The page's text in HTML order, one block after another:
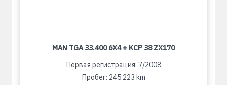
MAN TGA 33.400 6X4 + KCP 38 ZX170
Первая регистрация: 7/2008
Пробег: 245 223 km